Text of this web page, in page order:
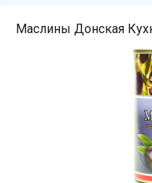
Маслины Донская